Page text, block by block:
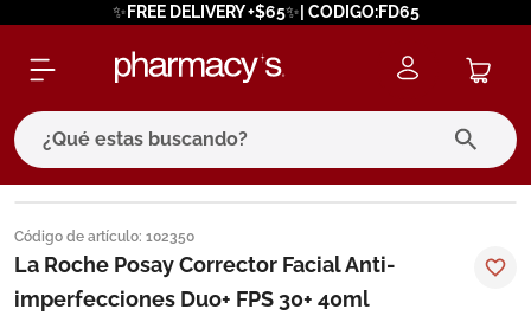
✨FREE DELIVERY +$65✨| CODIGO:FD65
¿Qué estas buscando?
Código de artículo: 102350
La Roche Posay Corrector Facial Anti-
imperfecciones Duo+ FPS 30+ 40ml
términos más buscados
1. eucerin
2. protector solar